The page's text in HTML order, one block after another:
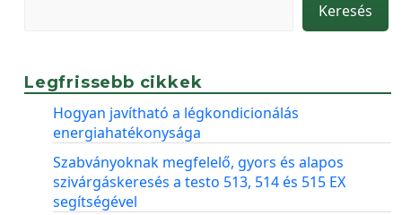
Keresés
Legfrissebb cikkek
Hogyan javítható a légkondicionálás
energiahatékonysága
Szabványoknak megfelelő, gyors és alapos
szivárgáskeresés a testo 513, 514 és 515 EX
segítségével